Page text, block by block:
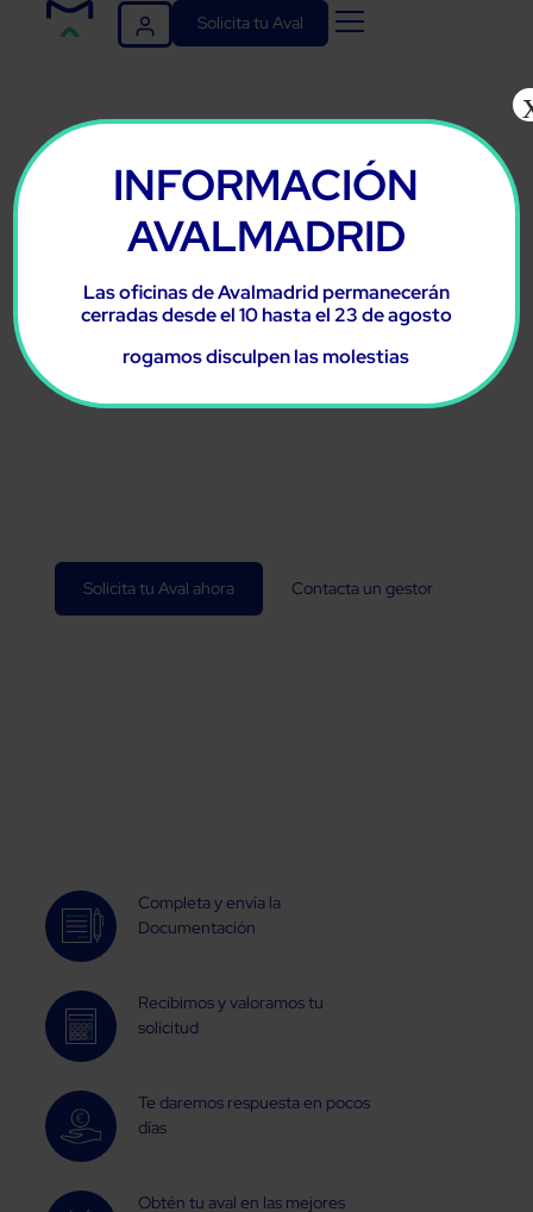
Solicita tu Aval
Aval para
empresas
y
autónomos
en Madrid
Garantía
Solicita tu Aval ahora Contacta un gestor
Completa y envía la
Documentación
Recibimos y valoramos tu
solicitud
Te daremos respuesta en pocos
días
Obtén tu aval en las mejores
INFORMACIÓN
AVALMADRID
Las oficinas de Avalmadrid permanecerán
cerradas desde el 10 hasta el 23 de agosto
rogamos disculpen las molestias